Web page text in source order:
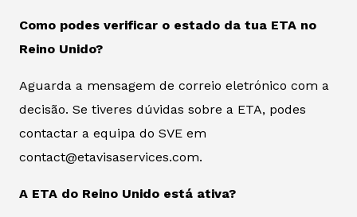
Como podes verificar o estado da tua ETA no
Reino Unido?
Aguarda a mensagem de correio eletrónico com a
decisão. Se tiveres dúvidas sobre a ETA, podes
contactar a equipa do SVE em
contact@etavisaservices.com.
A ETA do Reino Unido está ativa?